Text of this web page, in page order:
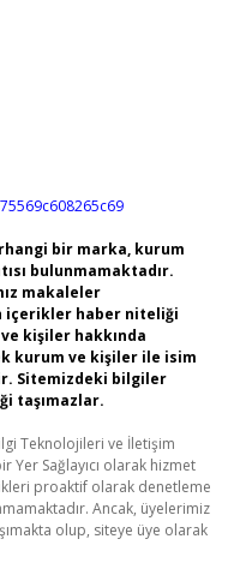
bir marka, kurum
bulunmamaktadır.
makaleler
içerikler haber niteliği
kişiler hakkında
kurum ve kişiler ile isim
Sitemizdeki bilgiler
taşımazlar.
Teknolojileri ve İletişim
Yer Sağlayıcı olarak hizmet
proaktif olarak denetleme
Ancak, üyelerimiz
olup, siteye üye olarak